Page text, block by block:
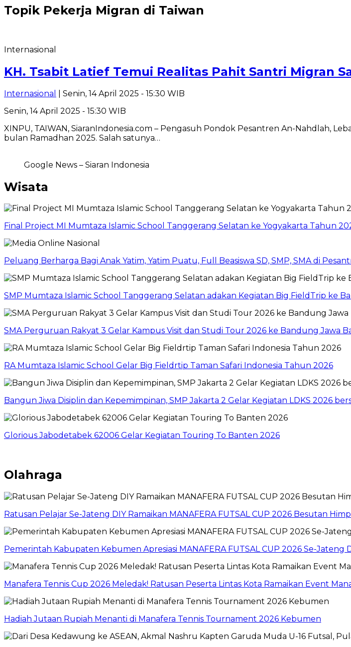
Topik Pekerja Migran di Taiwan
Internasional
KH. Tsabit Latief Temui Realitas Pahit Santri Migran
Internasional
| Senin, 14 April 2025 - 15:30 WIB
Senin, 14 April 2025 - 15:30 WIB
XINPU, TAIWAN, SiaranIndonesia.com – Pengasuh Pondok Pesantren An-Nahdlah,
bulan Ramadhan 2025. Salah satunya…
Google News – Siaran Indonesia
Wisata
Final Project MI Mumtaza Islamic School Tanggerang Selatan ke Yogyakarta Tahun
Peluang Berharga Bagi Anak Yatim, Yatim Puatu, Full Beasiswa SD, SMP, SMA di
SMP Mumtaza Islamic School Tanggerang Selatan adakan Kegiatan Big FieldTrip ke
SMA Perguruan Rakyat 3 Gelar Kampus Visit dan Studi Tour 2026 ke Bandung Jawa
RA Mumtaza Islamic School Gelar Big Fieldrtip Taman Safari Indonesia Tahun 2026
Bangun Jiwa Disiplin dan Kepemimpinan, SMP Jakarta 2 Gelar Kegiatan LDKS 2026
Glorious Jabodetabek 62006 Gelar Kegiatan Touring To Banten 2026
Olahraga
Ratusan Pelajar Se-Jateng DIY Ramaikan MANAFERA FUTSAL CUP 2026 Besutan
Pemerintah Kabupaten Kebumen Apresiasi MANAFERA FUTSAL CUP 2026 Se-
Manafera Tennis Cup 2026 Meledak! Ratusan Peserta Lintas Kota Ramaikan Event
Hadiah Jutaan Rupiah Menanti di Manafera Tennis Tournament 2026 Kebumen